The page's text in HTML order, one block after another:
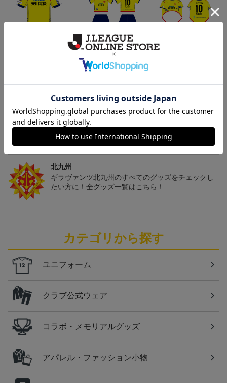
「2026/27シーズン 明治
[2026/27シーズン 明治安
田J3リーグ]ベビーユニフ
ォーム上下セット(FP1st
4,950円
[2026/27シーズン 明治安
北九州
ギラヴァンツ北九州のユニフォームを着て試合を応
援しよう！
北九州
ギラヴァンツ北九州のすべてのグッズをチェックし
たい方に！全グッズ一覧はこちら！
カテゴリから探す
ユニフォーム
クラブ公式ウェア
コラボ・メモリアルグッズ
アパレル・ファッション小物